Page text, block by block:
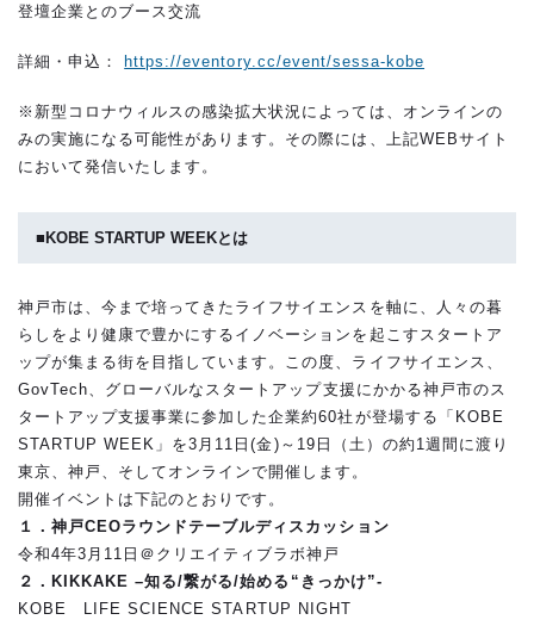
登壇企業とのブース交流
詳細・申込： https://eventory.cc/event/sessa-kobe
※新型コロナウィルスの感染拡大状況によっては、オンラインの
みの実施になる可能性があります。その際には、上記WEBサイト
において発信いたします。
■KOBE STARTUP WEEKとは
神戸市は、今まで培ってきたライフサイエンスを軸に、人々の暮
らしをより健康で豊かにするイノベーションを起こすスタートア
ップが集まる街を目指しています。この度、ライフサイエンス、
GovTech、グローバルなスタートアップ支援にかかる神戸市のス
タートアップ支援事業に参加した企業約60社が登場する「KOBE
STARTUP WEEK」を3月11日(金)～19日（土）の約1週間に渡り
東京、神戸、そしてオンラインで開催します。
開催イベントは下記のとおりです。
１．神戸CEOラウンドテーブルディスカッション
令和4年3月11日＠クリエイティブラボ神戸
２．KIKKAKE –知る/繋がる/始める“きっかけ”-
KOBE LIFE SCIENCE STARTUP NIGHT